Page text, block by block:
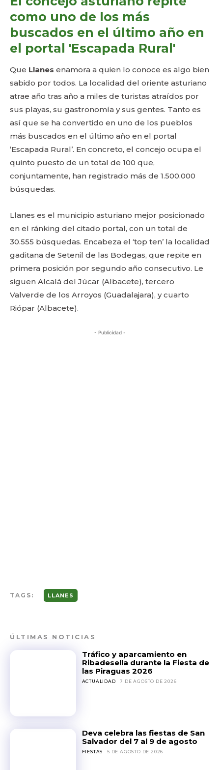
como uno de los más
buscados en el último año en
el portal 'Escapada Rural'
Que Llanes enamora a quien lo conoce es algo bien
sabido por todos. La localidad del oriente asturiano
atrae año tras año a miles de turistas atraídos por
sus playas, su gastronomía y sus gentes. Tanto es
así que se ha convertido en uno de los pueblos
más buscados en el último año en el portal
‘Escapada Rural’. En concreto, el concejo ocupa el
quinto puesto de un total de 100 que,
conjuntamente, han registrado más de 1.500.000
búsquedas.
Llanes es el municipio asturiano mejor posicionado
en el ránking del citado portal, con un total de
30.555 búsquedas. Encabeza el ‘top ten’ la localidad
gaditana de Setenil de las Bodegas, que repite en
primera posición por segundo año consecutivo. Le
siguen Alcalá del Júcar (Albacete), tercero
Valverde de los Arroyos (Guadalajara), y cuarto
Riópar (Albacete).
- Publicidad -
TAGS: LLANES
ÚLTIMAS NOTICIAS
Tráfico y aparcamiento en
Ribadesella durante la Fiesta de
las Piraguas 2026
ACTUALIDAD 7 DE AGOSTO DE 2026
Deva celebra las fiestas de San
Salvador del 7 al 9 de agosto
FIESTAS 5 DE AGOSTO DE 2026